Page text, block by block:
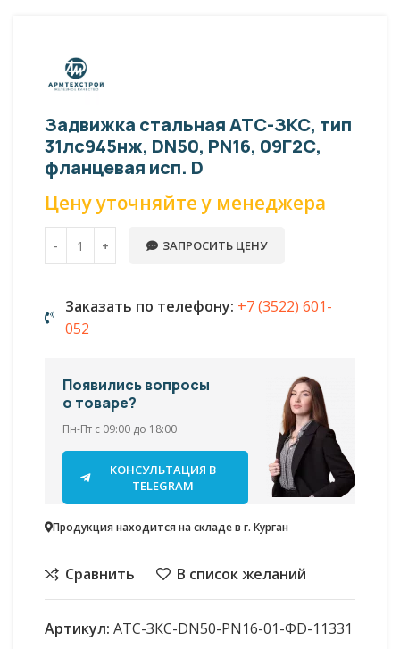
Задвижка стальная АТС-ЗКС, тип
31лс945нж, DN50, PN16, 09Г2С,
фланцевая исп. D
Цену уточняйте у менеджера
ЗАПРОСИТЬ ЦЕНУ
Заказать по телефону: +7 (3522) 601-
052
Появились вопросы
о товаре?
Пн-Пт с 09:00 до 18:00
КОНСУЛЬТАЦИЯ В
TELEGRAM
Продукция находится на складе в г. Курган
Сравнить В список желаний
Артикул: АТС-ЗКС-DN50-PN16-01-ФD-11331